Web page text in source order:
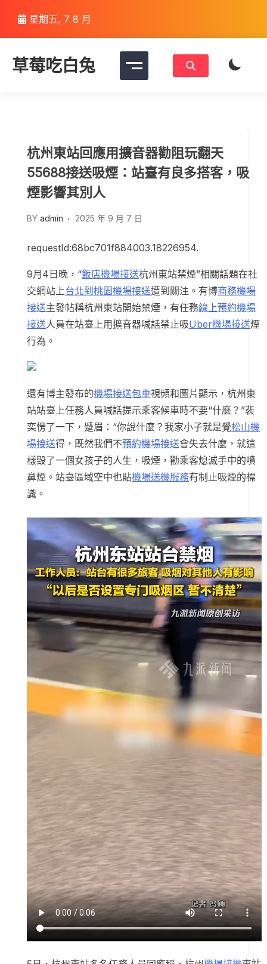
content
星期五, 7 8 月
草莓吃白兔
杭州東站回應用擴音器勸阻玩翻天
55688接送吸煙：站臺有良多搭客，吸
煙影響其別人
BY admin 2025 年 9 月 7 日
requestId:68bc701f884003.18226954.
9月4日晚，“飯店機場接送杭州東站禁煙”相關話題在社
交網站上台北到桃園機場接送遭到關注。有博商務機場
接送主發帖稱杭州東站開始禁煙，有任務線上預約機場
接送人員在站臺上用擴音器喊話禁止吸Uber機場接送煙
行為。
還有博主發布的機場接送包車視頻和圖片顯示，杭州東
站站臺上任務人員喊話提示乘客候車時不要“什麼？”裴
奕愣了一下，蹙眉：“你說什麼？我家小子就是覺松山機
場接送得，既然我們不預約機場接送會失去什麼，就這
樣毀了一個女孩子的人生，吸煙，勸乘客熄滅手中的噴
鼻煙。站臺區域空中也貼機場送機服務有制止吸煙的標
識。